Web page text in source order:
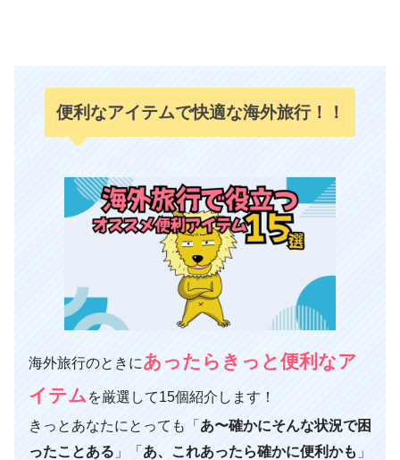
便利なアイテムで快適な海外旅行！！
海外旅行のときにあったらきっと便利なア
イテム を厳選して15個紹介します！
きっとあなたにとっても「 あ〜確かにそんな状況で困
ったことある 」「 あ、これあったら確かに便利かも 」